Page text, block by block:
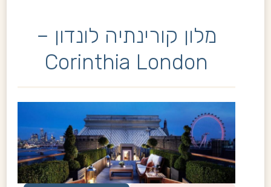
מלון קורינתיה לונדון –
Corinthia London